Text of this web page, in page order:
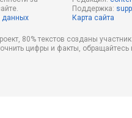
данных
Поддержка:
Карта сайта
80% текстов созданы
цифры и факты,